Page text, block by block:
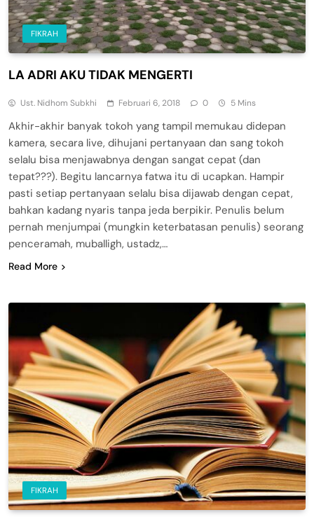
FIKRAH
LA ADRI AKU TIDAK MENGERTI
Ust. Nidhom Subkhi Februari 6, 2018 0 5 Mins
Akhir-akhir banyak tokoh yang tampil memukau didepan
kamera, secara live, dihujani pertanyaan dan sang tokoh
selalu bisa menjawabnya dengan sangat cepat (dan
tepat???). Begitu lancarnya fatwa itu di ucapkan. Hampir
pasti setiap pertanyaan selalu bisa dijawab dengan cepat,
bahkan kadang nyaris tanpa jeda berpikir. Penulis belum
pernah menjumpai (mungkin keterbatasan penulis) seorang
penceramah, muballigh, ustadz,…
Read More
FIKRAH